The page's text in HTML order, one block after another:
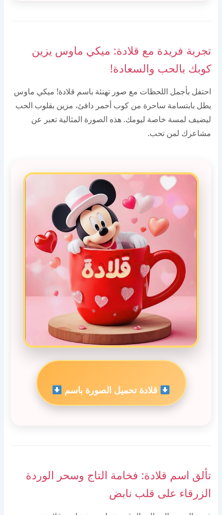
تجربة فريدة مع قلادة: ميكي ماوس يزين
كوبك بالحب والسعادة!
احتفل بأجمل اللحظات مع صور تهنئة باسم قلادة! ميكي ماوس
يطل بابتسامة ساحرة من كوب أحمر دافئ، مزين بقلوب الحب
ليضيف لمسة خاصة ليومك. هذه الصورة المثالية تعبر عن
مشاعرك لمن تحب.
قلادة تحميل الصورة باسم
تألق اسم قلادة: فخامة التاج وسحر الوردة
الزرقاء على قلب نابض